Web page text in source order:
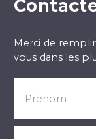
Merci de
vous dans les
Prénom